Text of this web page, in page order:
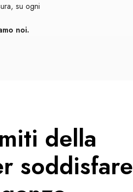
su ogni
noi.
della
soddisfare